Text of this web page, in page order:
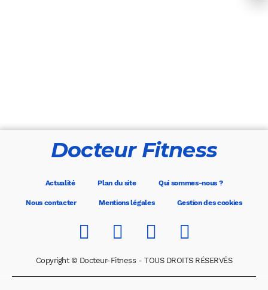
Docteur Fitness
Actualité Plan du site Qui sommes-nous ?
Nous contacter Mentions légales Gestion des cookies
Copyright © Docteur-Fitness - TOUS DROITS RÉSERVÉS